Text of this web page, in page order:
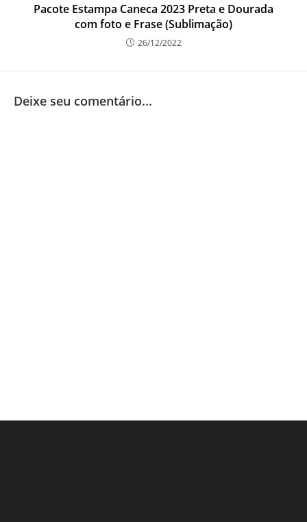
Pacote Estampa Caneca 2023 Preta e Dourada
com foto e Frase (Sublimação)
26/12/2022
Deixe seu comentário...